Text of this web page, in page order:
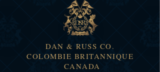
DAN & RUSS CO.
COLOMBIE BRITANNIQUE
CANADA